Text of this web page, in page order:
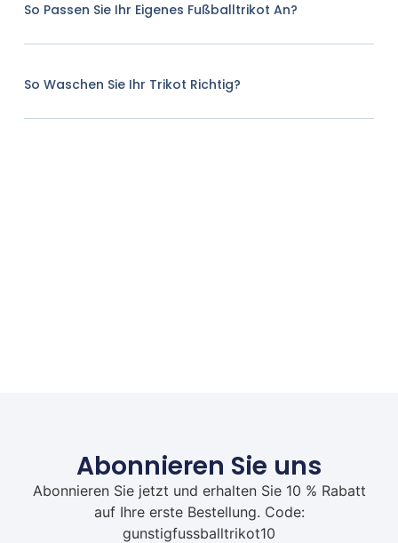
So Passen Sie Ihr Eigenes Fußballtrikot An?
So Waschen Sie Ihr Trikot Richtig?
Abonnieren Sie uns
Abonnieren Sie jetzt und erhalten Sie 10 % Rabatt
auf Ihre erste Bestellung. Code:
gunstigfussballtrikot10